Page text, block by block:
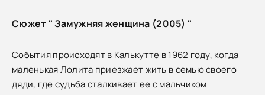
Сюжет " Замужняя женщина (2005) "
События происходят в Калькутте в 1962 году, когда
маленькая Лолита приезжает жить в семью своего
дяди, где судьба сталкивает ее с мальчиком